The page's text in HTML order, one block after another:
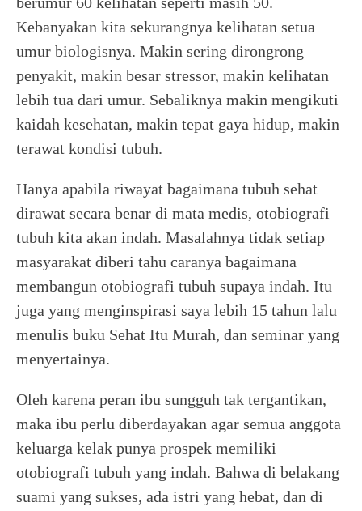
Kebanyakan kita sekurangnya kelihatan setua
umur biologisnya. Makin sering dirongrong
penyakit, makin besar stressor, makin kelihatan
lebih tua dari umur. Sebaliknya makin mengikuti
kaidah kesehatan, makin tepat gaya hidup, makin
terawat kondisi tubuh.
Hanya apabila riwayat bagaimana tubuh sehat
dirawat secara benar di mata medis, otobiografi
tubuh kita akan indah. Masalahnya tidak setiap
masyarakat diberi tahu caranya bagaimana
membangun otobiografi tubuh supaya indah. Itu
juga yang menginspirasi saya lebih 15 tahun lalu
menulis buku Sehat Itu Murah, dan seminar yang
menyertainya.
Oleh karena peran ibu sungguh tak tergantikan,
maka ibu perlu diberdayakan agar semua anggota
keluarga kelak punya prospek memiliki
otobiografi tubuh yang indah. Bahwa di belakang
suami yang sukses, ada istri yang hebat, dan di